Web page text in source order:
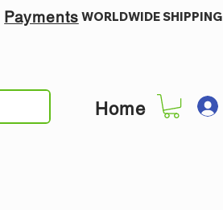
Payments WORLDWIDE SHIPPING
Home